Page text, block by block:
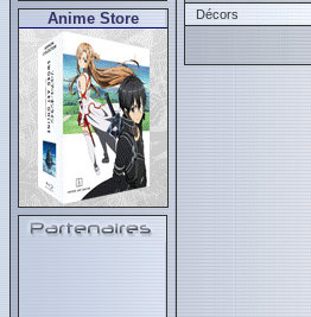
Anime Store Décors